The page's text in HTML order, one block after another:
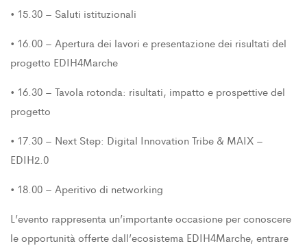
• 15.30 – Saluti istituzionali
• 16.00 – Apertura dei lavori e presentazione dei risultati del
progetto EDIH4Marche
• 16.30 – Tavola rotonda: risultati, impatto e prospettive del
progetto
• 17.30 – Next Step: Digital Innovation Tribe & MAIX –
EDIH2.0
• 18.00 – Aperitivo di networking
L’evento rappresenta un’importante occasione per conoscere
le opportunità offerte dall’ecosistema EDIH4Marche, entrare